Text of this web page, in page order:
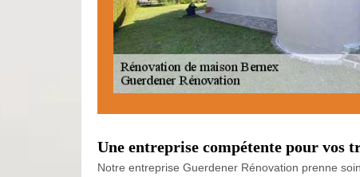
Une entreprise compétente pour vos
Notre entreprise Guerdener Rénovation prenne